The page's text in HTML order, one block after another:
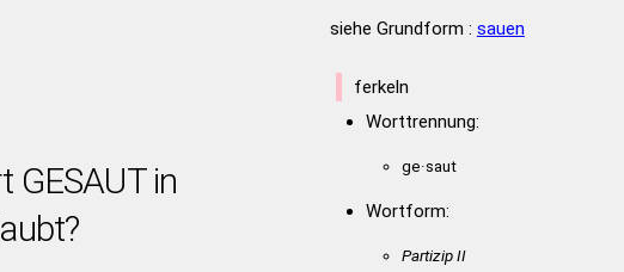
GESAUT in
siehe Grundform : sauen
ferkeln
Worttrennung:
ge·saut
Wortform:
Partizip II